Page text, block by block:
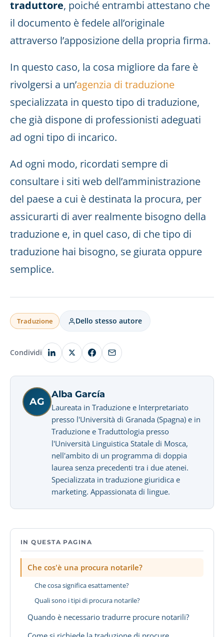
traduttore, poiché entrambi attestano che
il documento è fedele all’originale
attraverso l’apposizione della propria firma.
In questo caso, la cosa migliore da fare è
rivolgersi a un’agenzia di traduzione
specializzata in questo tipo di traduzione,
che già dispone di professionisti adeguati
ad ogni tipo di incarico.
Ad ogni modo, ricordati sempre di
consultare i siti web dell’amministrazione
del paese a cui è destinata la procura, per
assicurarti di aver realmente bisogno della
traduzione e, in quel caso, di che tipo di
traduzione hai bisogno, se giurata oppure
semplice.
Traduzione Dello stesso autore
Condividi
AG
Alba García
Laureata in Traduzione e Interpretariato
presso l'Università di Granada (Spagna) e in
Traduzione e Traduttologia presso
l'Università Linguistica Statale di Mosca,
nell'ambito di un programma di doppia
laurea senza precedenti tra i due atenei.
Specializzata in traduzione giuridica e
marketing. Appassionata di lingue.
IN QUESTA PAGINA
Che cos'è una procura notarile?
Che cosa significa esattamente?
Quali sono i tipi di procura notarile?
Quando è necessario tradurre procure notarili?